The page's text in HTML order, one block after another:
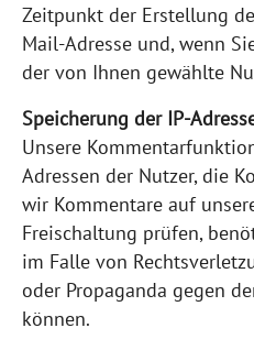
Zeitpunkt der Erstellung
Mail-Adresse und, wenn
der von Ihnen gewählte
Speicherung der IP-
Unsere
Adressen der Nutzer, die
wir Kommentare auf
Freischaltung prüfen,
im Falle von
oder Propaganda gegen
können.